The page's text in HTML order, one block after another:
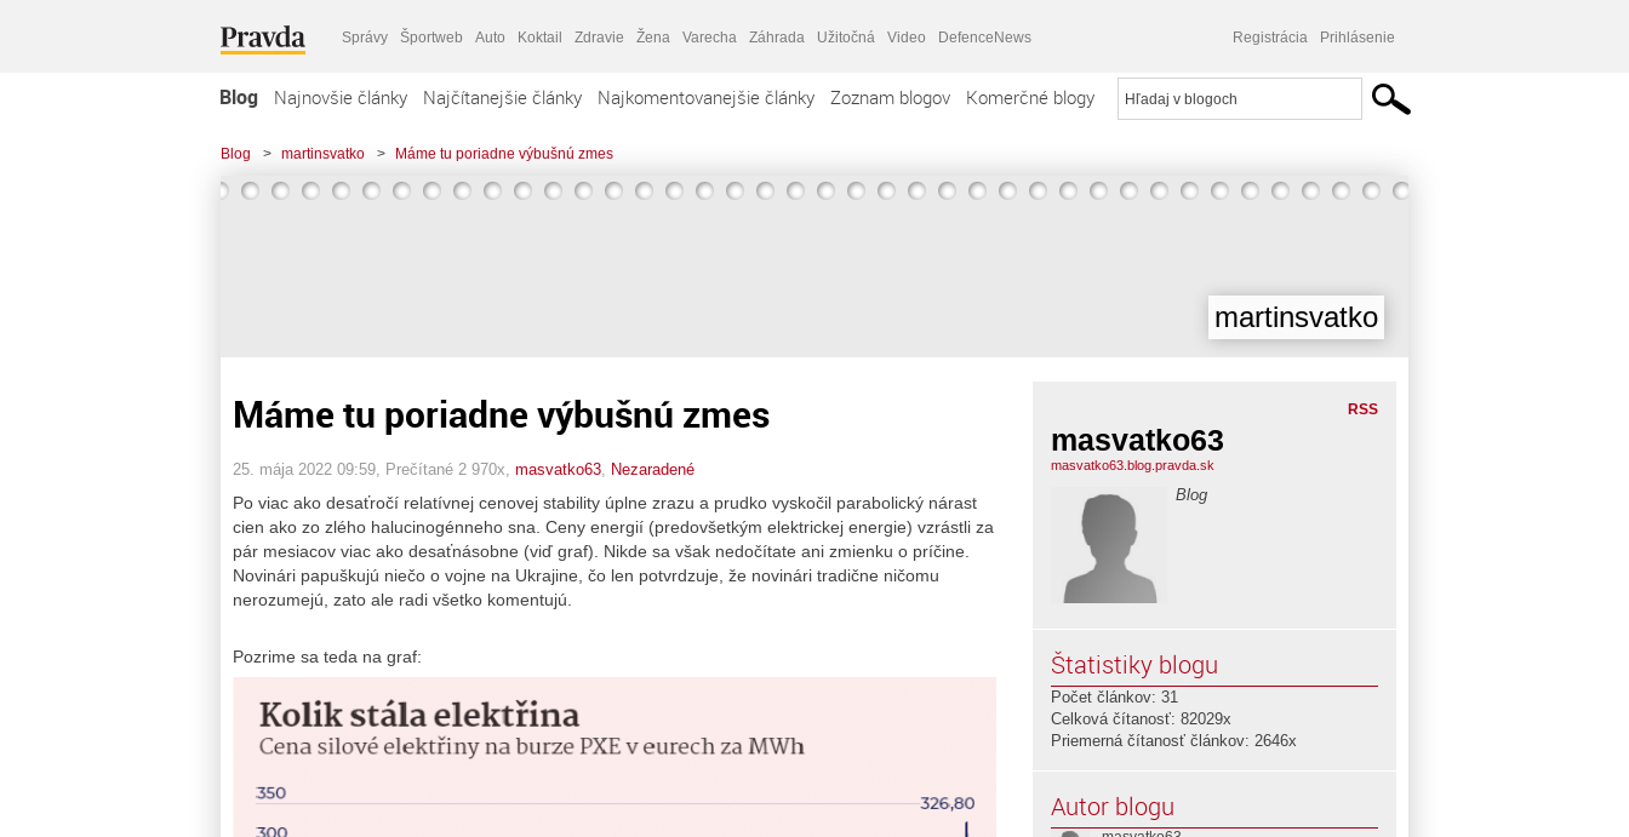
Správy Športweb Auto Koktail Zdravie Žena Varecha Záhrada Užitočná Video DefenceNews Registrácia Prihlásenie
Blog Najnovšie články Najčítanejšie články Najkomentovanejšie články Zoznam blogov Komerčné blogy
Blog > martinsvatko > Máme tu poriadne výbušnú zmes
martinsvatko
Máme tu poriadne výbušnú zmes
25. mája 2022 09:59 , Prečítané 2 970x, masvatko63 Nezaradené
Po viac ako desaťročí relatívnej cenovej stability úplne zrazu a prudko vyskočil parabolický nárast
cien ako zo zlého halucinogénneho sna. Ceny energií (predovšetkým elektrickej energie) vzrástli za
pár mesiacov viac ako desaťnásobne (viď graf). Nikde sa však nedočítate ani zmienku o príčine.
Novinári papuškujú niečo o vojne na Ukrajine, čo len potvrdzuje, že novinári tradične ničomu
nerozumejú, zato ale radi všetko komentujú.
Pozrime sa teda na graf:
RSS
masvatko63
masvatko63.blog.pravda.sk
Blog
Štatistiky blogu
Počet článkov: 31
Celková čítanosť: 82029x
Priemerná čítanosť článkov: 2646x
Autor blogu